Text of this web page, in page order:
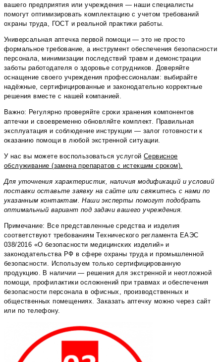
вашего предприятия или учреждения — наши специалисты
помогут оптимизировать комплектацию с учетом требований
охраны труда, ГОСТ и реальной практики работы.
Универсальная аптечка первой помощи — это не просто
формальное требование, а инструмент обеспечения безопасности
персонала, минимизации последствий травм и демонстрации
заботы работодателя о здоровье сотрудников. Доверяйте
оснащение своего учреждения профессионалам: выбирайте
надёжные, сертифицированные и законодательно корректные
решения вместе с нашей компанией.
Важно: Регулярно проверяйте сроки хранения компонентов
аптечки и своевременно обновляйте комплект. Правильная
эксплуатация и соблюдение инструкции — залог готовности к
оказанию помощи в любой экстренной ситуации.
У нас вы можете воспользоваться услугой Сервисное
обслуживание (замена препаратов с истекшим сроком).
Для уточнения характеристик, наличия модификаций и условий
поставки оставьте заявку на сайте или свяжитесь с нами по
указанным контактам. Наши эксперты помогут подобрать
оптимальный вариант под задачи вашего учреждения.
Примечание: Все представленные средства и изделия
соответствуют требованиям Технического регламента ЕАЭС
038/2016 «О безопасности медицинских изделий» и
законодательства РФ в сфере охраны труда и промышленной
безопасности. Используем только сертифицированную
продукцию. В наличии — решения для экстренной и неотложной
помощи, профилактики осложнений при травмах и обеспечения
безопасности персонала в офисных, производственных и
общественных помещениях. Заказать аптечку можно через сайт
или по телефону.